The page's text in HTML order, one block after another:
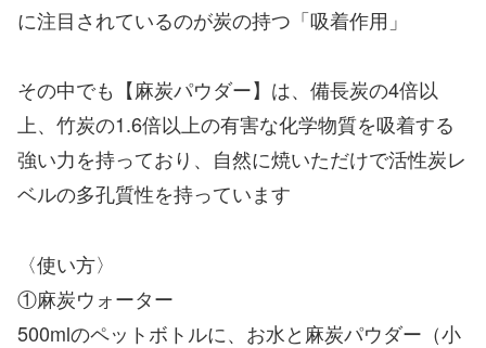
に注目されているのが炭の持つ「吸着作用」
その中でも【麻炭パウダー】は、備長炭の4倍以
上、竹炭の1.6倍以上の有害な化学物質を吸着する
強い力を持っており、自然に焼いただけで活性炭レ
ベルの多孔質性を持っています
〈使い方〉
①麻炭ウォーター
500mlのペットボトルに、お水と麻炭パウダー（小